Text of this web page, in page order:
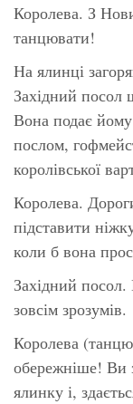
Королева. З
танцювати!
На ялинці
Західний посол
Вона подає
послом,
королівської
Королева.
підставити
коли б вона
Західний
зовсім зрозумів.
Королева
обережніше! Ви
ялинку і,